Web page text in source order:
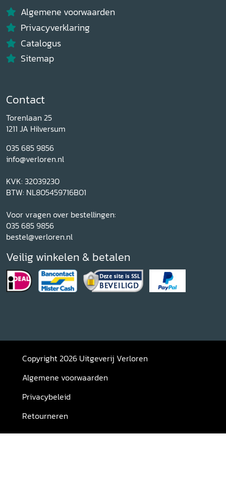
Algemene voorwaarden
Privacyverklaring
Catalogus
Sitemap
Contact
Torenlaan 25
1211 JA Hilversum
035 685 9856
info@verloren.nl
KVK: 32039230
BTW: NL805459716B01
Voor vragen over bestellingen:
035 685 9856
bestel@verloren.nl
Veilig winkelen & betalen
Copyright 2026 Uitgeverij Verloren
Algemene voorwaarden
Privacybeleid
Retourneren